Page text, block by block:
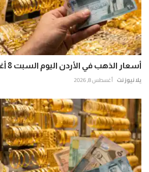
أسعار الذهب في الأردن اليوم السبت 8 أغسطس 2026
يلا نيوز نت أغسطس 8, 2026